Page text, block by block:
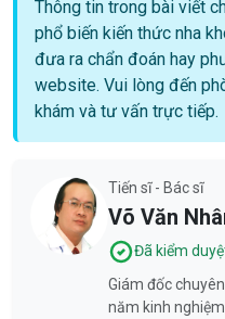
Thông tin trong bài viết
phổ biến kiến thức nha
đưa ra chẩn đoán hay
website. Vui lòng đến
khám và tư vấn trực tiếp.
Tiến sĩ - Bác sĩ
Võ Văn
Đã kiểm
Giám đốc
năm kinh